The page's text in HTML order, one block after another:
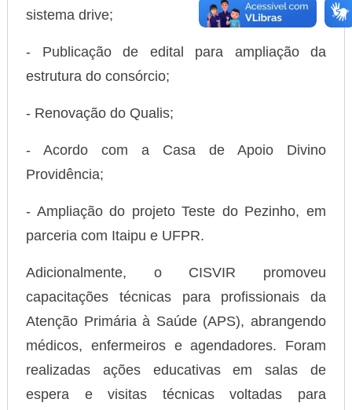
sistema drive;
- Publicação de edital para ampliação da
estrutura do consórcio;
- Renovação do Qualis;
- Acordo com a Casa de Apoio Divino
Providência;
- Ampliação do projeto Teste do Pezinho, em
parceria com Itaipu e UFPR.
Adicionalmente, o CISVIR promoveu
capacitações técnicas para profissionais da
Atenção Primária à Saúde (APS), abrangendo
médicos, enfermeiros e agendadores. Foram
realizadas ações educativas em salas de
espera e visitas técnicas voltadas para